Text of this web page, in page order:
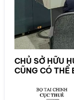
CHỦ SỞ HỮU
CŨNG CÓ THỂ